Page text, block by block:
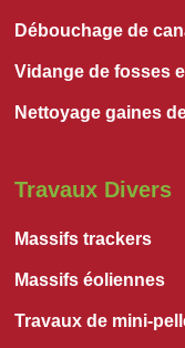
Débouchage de
Vidange de fosses
Nettoyage gaines
Travaux Divers
Massifs trackers
Massifs éoliennes
Travaux de mini-